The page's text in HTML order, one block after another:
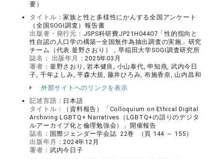
要）
タイトル：家族と性と多様性にかんする全国アンケート
（全国SOGI調査）報告書
出版者・発行元： JSPS科研費JP21H04407「性的指向と
性自認の人口学の構築―全国無作為抽出調査の実施」研究
チーム（代表 釜野さおり），早稲田大学SOGI調査研究所
誌名：
出版年月：2025年03月
著者： 釜野さおり, 岩本健良, 小山泰代, 申知燕, 武内今日
子, 千年よしみ, 平森大規, 藤井ひろみ, 布施香奈, 山内昌和
外部サイトへのリンクを表示
記述言語： 日本語
タイトル：
（資料報告）「Colloquium on Ethical Digital
Archiving LGBTQ+ Narratives（LGBTQ+の語りのデジタ
ルアーカイブ化と倫理勉強会）」開催報告
誌名： 国際ジェンダー学会誌 22巻 （頁 144 ～ 155）
出版年月：2024年12月
著者： 武内今日子